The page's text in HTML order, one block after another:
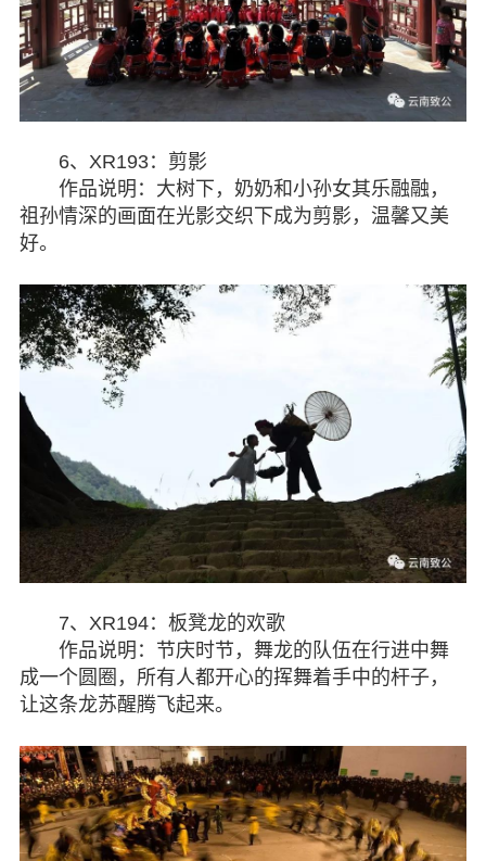
6、XR193：剪影
作品说明：大树下，奶奶和小孙女其乐融融，
祖孙情深的画面在光影交织下成为剪影，温馨又美
好。
7、XR194：板凳龙的欢歌
作品说明：节庆时节，舞龙的队伍在行进中舞
成一个圆圈，所有人都开心的挥舞着手中的杆子，
让这条龙苏醒腾飞起来。